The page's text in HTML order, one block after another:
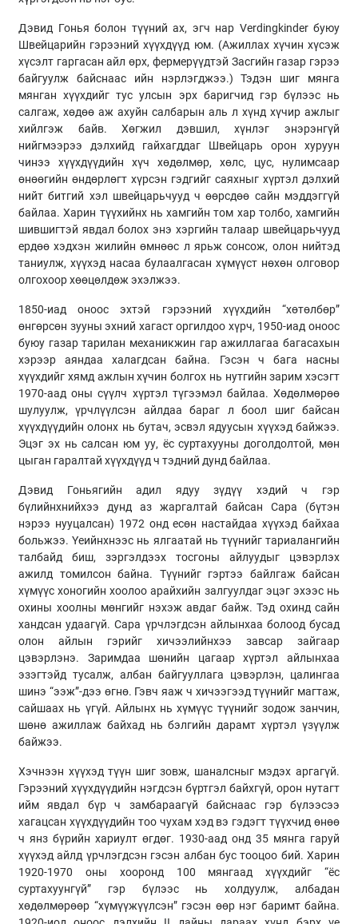
Дэвид Гонья болон түүний ах, эгч нар Verdingkinder буюу
Швейцарийн гэрээний хүүхдүүд юм. (Ажиллах хүчин хүсэж
хүсэлт гаргасан айл өрх, фермерүүдтэй Засгийн газар гэрээ
байгуулж байснаас ийн нэрлэгджээ.) Тэдэн шиг мянга
мянган хүүхдийг тус улсын эрх баригчид гэр бүлээс нь
салгаж, хөдөө аж ахуйн салбарын аль л хүнд хүчир ажлыг
хийлгэж байв. Хөгжил дэвшил, хүнлэг энэрэнгүй
нийгмээрээ дэлхийд гайхагддаг Швейцарь орон хуруун
чинээ хүүхдүүдийн хүч хөдөлмөр, хөлс, цус, нулимсаар
өнөөгийн өндөрлөгт хүрсэн гэдгийг саяхныг хүртэл дэлхий
нийт битгий хэл швейцарьчууд ч өөрсдөө сайн мэддэггүй
байлаа. Харин түүхийнх нь хамгийн том хар толбо, хамгийн
шившигтэй явдал болох энэ хэргийн талаар швейцарьчууд
ердөө хэдхэн жилийн өмнөөс л ярьж сонсож, олон нийтэд
таниулж, хүүхэд насаа булаалгасан хүмүүст нөхөн олговор
олгохоор хөөцөлдөж эхэлжээ.
1850-иад оноос эхтэй гэрээний хүүхдийн “хөтөлбөр”
өнгөрсөн зууны эхний хагаст оргилдоо хүрч, 1950-иад оноос
буюу газар тарилан механикжин гар ажиллагаа багасахын
хэрээр аяндаа халагдсан байна. Гэсэн ч бага насны
хүүхдийг хямд ажлын хүчин болгох нь нутгийн зарим хэсэгт
1970-аад оны сүүлч хүртэл түгээмэл байлаа. Хөдөлмөрөө
шулуулж, үрчлүүлсэн айлдаа бараг л боол шиг байсан
хүүхдүүдийн олонх нь бутач, эсвэл ядуусын хүүхэд байжээ.
Эцэг эх нь салсан юм уу, ёс суртахууны доголдолтой, мөн
цыган гаралтай хүүхдүүд ч тэдний дунд байлаа.
Дэвид Гоньягийн адил ядуу зүдүү хэдий ч гэр
бүлийнхнийхээ дунд аз жаргалтай байсан Сара (бүтэн
нэрээ нууцалсан) 1972 онд есөн настайдаа хүүхэд байхаа
больжээ. Үеийнхнээс нь ялгаатай нь түүнийг тариалангийн
талбайд биш, зэргэлдээх тосгоны айлуудыг цэвэрлэх
ажилд томилсон байна. Түүнийг гэртээ байлгаж байсан
хүмүүс хоногийн хоолоо арайхийн залгуулдаг эцэг эхээс нь
охины хоолны мөнгийг нэхэж авдаг байж. Тэд охинд сайн
хандсан удаагүй. Сара үрчлэгдсэн айлынхаа болоод бусад
олон айлын гэрийг хичээлийнхээ завсар зайгаар
цэвэрлэнэ. Заримдаа шөнийн цагаар хүртэл айлынхаа
эзэгтэйд тусалж, албан байгууллага цэвэрлэн, цалингаа
шинэ “ээж”-дээ өгнө. Гэвч яаж ч хичээгээд түүнийг магтаж,
сайшаах нь үгүй. Айлынх нь хүмүүс түүнийг зодож занчин,
шөнө ажиллаж байхад нь бэлгийн дарамт хүртэл үзүүлж
байжээ.
Хэчнээн хүүхэд түүн шиг зовж, шаналсныг мэдэх аргагүй.
Гэрээний хүүхдүүдийн нэгдсэн бүртгэл байхгүй, орон нутагт
ийм явдал бүр ч замбараагүй байснаас гэр бүлээсээ
хагацсан хүүхдүүдийн тоо чухам хэд вэ гэдэгт түүхчид өнөө
ч янз бүрийн хариулт өгдөг. 1930-аад онд 35 мянга гаруй
хүүхэд айлд үрчлэгдсэн гэсэн албан бус тооцоо бий. Харин
1920-1970 оны хооронд 100 мянгаад хүүхдийг “ёс
суртахуунгүй” гэр бүлээс нь холдуулж, албадан
хөдөлмөрөөр “хүмүүжүүлсэн” гэсэн өөр нэг баримт байна.